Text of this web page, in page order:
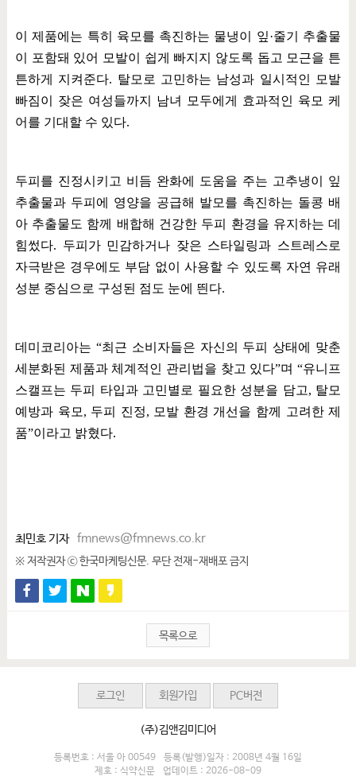
이 제품에는 특히 육모를 촉진하는 물냉이 잎·줄기 추출물
이 포함돼 있어 모발이 쉽게 빠지지 않도록 돕고 모근을 튼
튼하게 지켜준다. 탈모로 고민하는 남성과 일시적인 모발
빠짐이 잦은 여성들까지 남녀 모두에게 효과적인 육모 케
어를 기대할 수 있다.
두피를 진정시키고 비듬 완화에 도움을 주는 고추냉이 잎
추출물과 두피에 영양을 공급해 발모를 촉진하는 돌콩 배
아 추출물도 함께 배합해 건강한 두피 환경을 유지하는 데
힘썼다. 두피가 민감하거나 잦은 스타일링과 스트레스로
자극받은 경우에도 부담 없이 사용할 수 있도록 자연 유래
성분 중심으로 구성된 점도 눈에 띈다.
데미코리아는 “최근 소비자들은 자신의 두피 상태에 맞춘
세분화된 제품과 체계적인 관리법을 찾고 있다”며“유니프
스캘프는 두피 타입과 고민별로 필요한 성분을 담고, 탈모
예방과 육모 , 두피 진정, 모발 환경 개선을 함께 고려한 제
품”이라고 밝혔다.
최민호 기자 fmnews@fmnews.co.kr
※ 저작권자 ⓒ 한국마케팅신문. 무단 전재-재배포 금지
목록으로
로그인 회원가입 PC버전
(주)김앤김미디어
등록번호 : 서울 아 00549
등록(발행)일자 : 2008년 4월 16일
제호 : 식약신문
업데이트 : 2026-08-09